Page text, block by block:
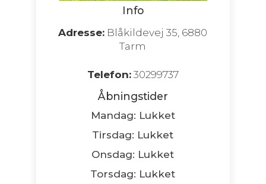
Info
Adresse: Blåkildevej 35, 6880
Tarm
Telefon:30299737
Åbningstider
Mandag: Lukket
Tirsdag: Lukket
Onsdag: Lukket
Torsdag: Lukket